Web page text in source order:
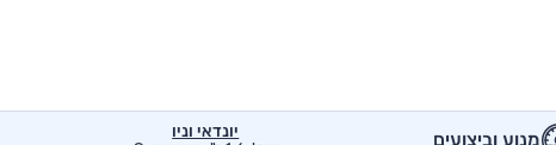
מנוע וביצועים
יונדאי וניו